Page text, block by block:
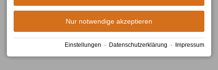
Nur notwendige akzeptieren
Einstellungen · Datenschutzerklärung · Impressum